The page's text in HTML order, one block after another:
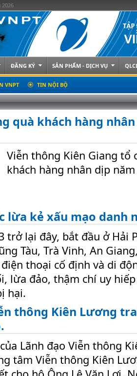
ĐĂNG KÝ SẢN PHẨM - DỊCH VỤ
VNPT TIN NỘI BỘ
quà khách hàng
Viễn thông Kiên Giang tổ
khách hàng nhân dịp
lừa kẻ xấu mạo danh
trở lại đây, bắt đầu ở Hải
Tàu, Trà Vinh, An
thoại cố định và di
lừa đảo, thậm chí uy
hại.
thông Kiên Lương
Lãnh đạo Viễn thông
tâm Viễn thông Kiên